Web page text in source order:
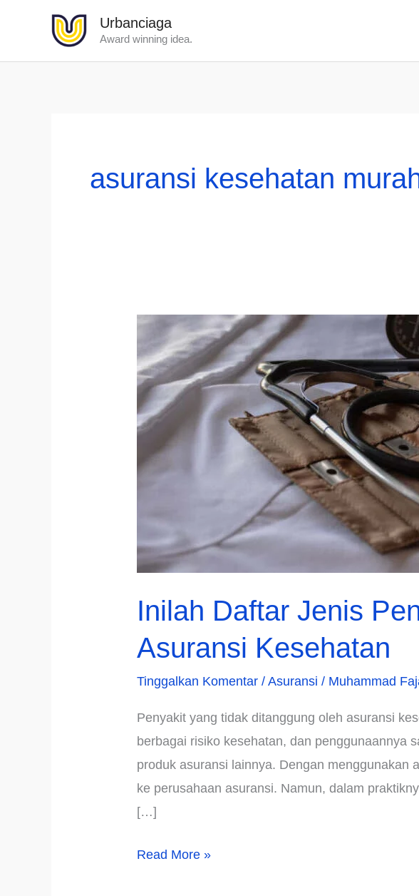
konten
Urbanciaga
Award winning idea.
asuransi kesehatan
Inilah Daftar Jenis
Asuransi Kesehatan
Tinggalkan Komentar /Asuransi / Muhammad
Penyakit yang tidak ditanggung oleh asuransi
berbagai risiko kesehatan, dan penggunaannya
produk asuransi lainnya. Dengan menggunakan
ke perusahaan asuransi. Namun, dalam
[…]
Inilah
Read More »